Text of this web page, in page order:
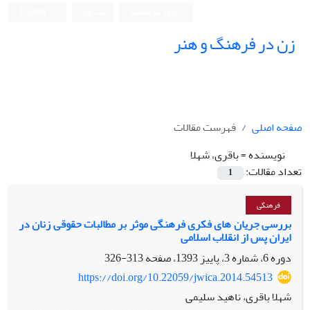
زن در فرهنگ و هنر
صفحه اصلی
فهرست مقالات
نویسنده =باقری، شهلا
تعداد مقالات:
1
فرهنگی
بررسی جریان های فکری فرهنگی موثر بر مطالبات حقوقی زنان در
ایران پس از انقلاب اسلامی
دوره 6، شماره 3، پاییز 1393، صفحه
313-326
https://doi.org/10.22059/jwica.2014.54513
شهلا باقری، ناهید سلیمی